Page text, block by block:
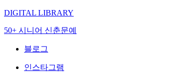
DIGITAL LIBRARY
50+ 시니어 신춘문예
블로그
인스타그램